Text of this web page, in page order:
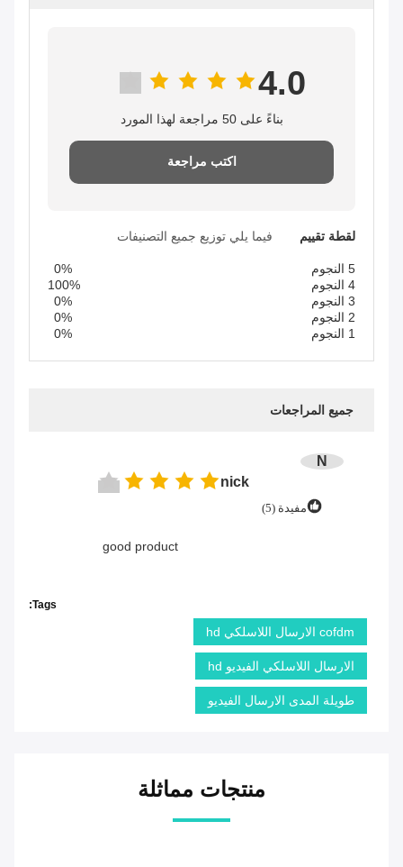
4.0
بناءً على 50 مراجعة لهذا المورد
اكتب مراجعة
لقطة تقييم فيما يلي توزيع جميع التصنيفات
5 النجوم
0%
4 النجوم
100%
3 النجوم
0%
2 النجوم
0%
1 النجوم
0%
جميع المراجعات
N
nick
مفيدة (5)
good product
Tags:
cofdm الارسال اللاسلكي hd
الارسال اللاسلكي الفيديو hd
طويلة المدى الارسال الفيديو
منتجات مماثلة